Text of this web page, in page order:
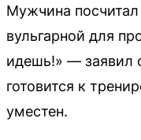
Мужчина
вульгарной для
идешь!» — заявил
готовится к
уместен.